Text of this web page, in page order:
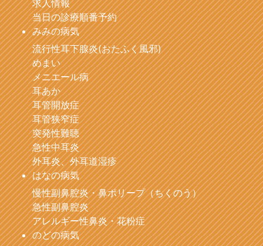
求人情報
当日の診療順番予約
みみの病気
流行性耳下腺炎(おたふく風邪)
めまい
メニエール病
耳あか
耳管開放症
耳管狭窄症
突発性難聴
急性中耳炎
外耳炎、外耳道湿疹
はなの病気
慢性副鼻腔炎・鼻ポリープ（ちくのう）
急性副鼻腔炎
アレルギー性鼻炎・花粉症
のどの病気